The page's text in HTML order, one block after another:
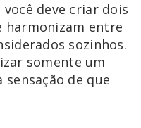
deve criar dois
harmonizam entre
sozinhos.
somente um
de que